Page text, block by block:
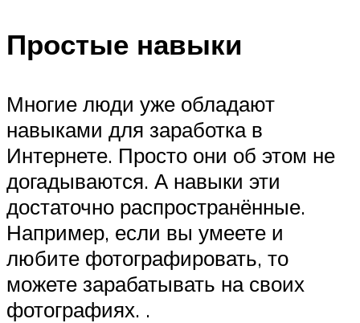
Простые навыки
Многие люди уже обладают
навыками для заработка в
Интернете. Просто они об этом не
догадываются. А навыки эти
достаточно распространённые.
Например, если вы умеете и
любите фотографировать, то
можете зарабатывать на своих
фотографиях. .